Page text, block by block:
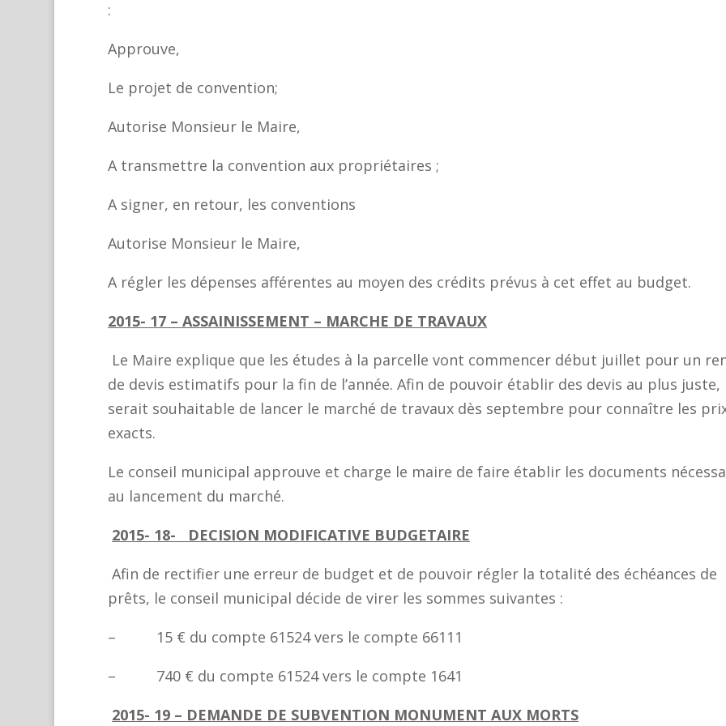
:
Approuve,
Le projet de convention;
Autorise Monsieur le Maire,
A transmettre la convention aux propriétaires ;
A signer, en retour, les conventions
Autorise Monsieur le Maire,
A régler les dépenses afférentes au moyen des crédits prévus à cet effet au budget.
2015- 17 – ASSAINISSEMENT – MARCHE DE TRAVAUX
Le Maire explique que les études à la parcelle vont commencer début juillet pour un
de devis estimatifs pour la fin de l’année. Afin de pouvoir établir des devis au plus juste,
serait souhaitable de lancer le marché de travaux dès septembre pour connaître les
exacts.
Le conseil municipal approuve et charge le maire de faire établir les documents
au lancement du marché.
2015- 18- DECISION MODIFICATIVE BUDGETAIRE
Afin de rectifier une erreur de budget et de pouvoir régler la totalité des échéances de
prêts, le conseil municipal décide de virer les sommes suivantes :
– 15 € du compte 61524 vers le compte 66111
– 740 € du compte 61524 vers le compte 1641
2015- 19 – DEMANDE DE SUBVENTION MONUMENT AUX MORTS